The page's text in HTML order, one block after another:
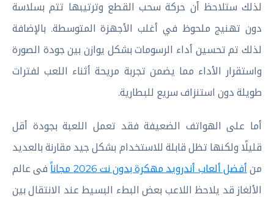
لذلك ستلاحظ أن حركة سحب القطع وترتيبها تتم بسلاسة
دون تهنيج ملحوظ في أغلب الأجهزة المتوسطة. بالإضافة
لذلك تم تحسين أداء الرسومات بشكل يوازن بين جودة الصورة
واستقرار الأداء مما يضمن تجربة مريحة أثناء اللعب لفترات
طويلة دون استنزاف سريع للبطارية.
أما على الهواتف الضعيفة فقد تعمل اللعبة بجودة أقل
قليلًا ولكنها تظل قابلة للاستخدام بشكل جيد مقارنة بالعديد
منأفضل ألعاب أندرويد مهكرة بدون نت 2026 مجاناً
فى عالم
الألغاز قد يلاحظ اللاعب بعض البطء البسيط عند الانتقال بين